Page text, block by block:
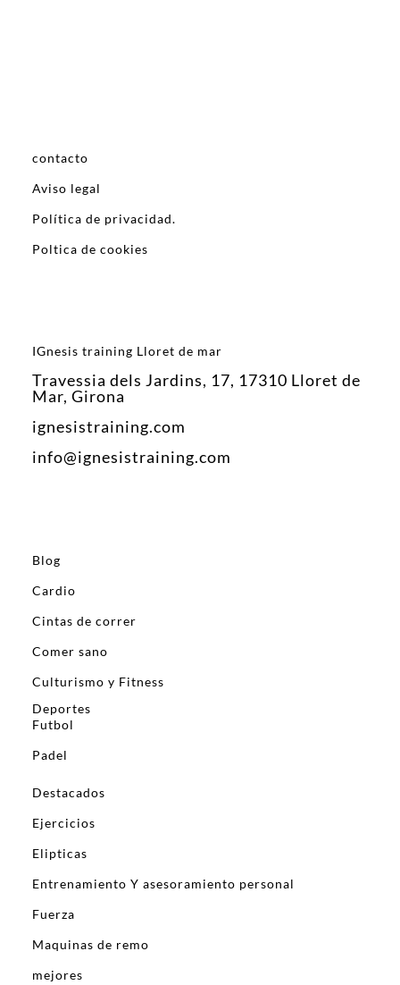
contacto
Aviso legal
Política de privacidad.
Poltica de cookies
IGnesis training Lloret de mar
Travessia dels Jardins, 17, 17310 Lloret de
Mar, Girona
ignesistraining.com
info@ignesistraining.com
Blog
Cardio
Cintas de correr
Comer sano
Culturismo y Fitness
Deportes
Futbol
Padel
Destacados
Ejercicios
Elipticas
Entrenamiento Y asesoramiento personal
Fuerza
Maquinas de remo
mejores